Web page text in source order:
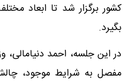
کشور برگزار شد تا ابعاد
بگیرد.
در این جلسه، احمد دنیامالی،
مفصل به شرایط موجود،